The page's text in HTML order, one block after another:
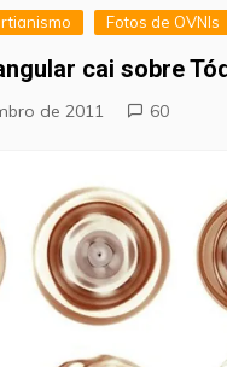
Fotos de OVNIs
cai sobre
de 2011 60